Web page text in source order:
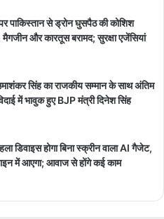
पर पाकिस्तान से ड्रोन घुसपैठ की कोशिश
मैगजीन और कारतूस बरामद; सुरक्षा एजेंसियां
सिंह का राजकीय सम्मान के साथ अंतिम
में भावुक हुए BJP मंत्री दिनेश सिंह
डिवाइस होगा बिना स्क्रीन वाला AI गैजेट,
में आएगा; आवाज से होंगे कई काम